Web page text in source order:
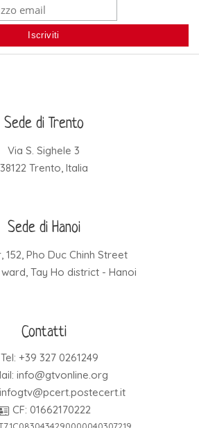
Sede di Trento
Via S. Sighele 3
38122 Trento, Italia
Sede di Hanoi
152, Pho Duc Chinh Street
Tay Ho district - Hanoi
Contatti
Tel: +39 327 0261249
info@gtvonline.org
infogtv@pcert.postecert.it
CF: 01662170222